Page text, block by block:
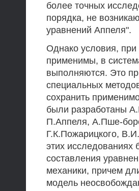
более точных
порядка, не
уравнений Аппеля".
Однако условия,
применимы, в
выполняются. Это
специальных
сохранить
были разработаны
П.Аппеля, А.Пше-
Г.К.Пожарицкого,
этих исследованиях
составления
механики, причем
модель